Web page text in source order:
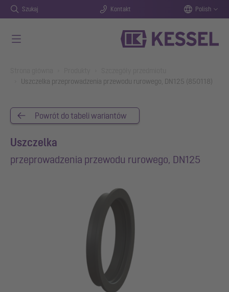
Szukaj Kontakt Polish
Uszczelka przeprowadzenia przewodu rurowego, DN125 (850118)
Powrót do tabeli wariantów
Uszczelka
przeprowadzenia przewodu rurowego, DN125